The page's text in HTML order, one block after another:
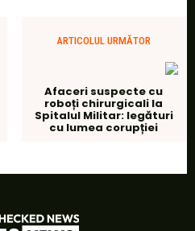
ARTICOLUL URMĂTOR
Afaceri suspecte cu
roboți chirurgicali la
Spitalul Militar: legături
cu lumea corupției